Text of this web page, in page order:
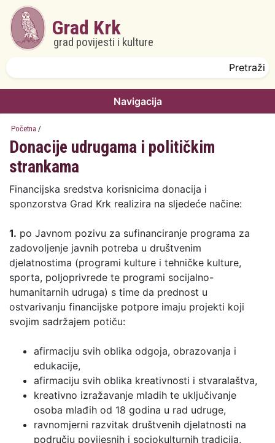
Skoči na glavni sadržaj
Grad Krk
grad povijesti i kulture
Navigacija
Početna /
Donacije udrugama i političkim
strankama
Financijska sredstva korisnicima donacija i
sponzorstva Grad Krk realizira na sljedeće načine:
1. po Javnom pozivu za sufinanciranje programa za
zadovoljenje javnih potreba u društvenim
djelatnostima (programi kulture i tehničke kulture,
sporta, poljoprivrede te programi socijalno-
humanitarnih udruga) s time da prednost u
ostvarivanju financijske potpore imaju projekti koji
svojim sadržajem potiču:
afirmaciju svih oblika odgoja, obrazovanja i
edukacije,
afirmaciju svih oblika kreativnosti i stvaralaštva,
kreativno izražavanje mladih te uključivanje
osoba mlađih od 18 godina u rad udruge,
ravnomjerni razvitak društvenih djelatnosti na
području povijesnih i sociokulturnih tradicija,